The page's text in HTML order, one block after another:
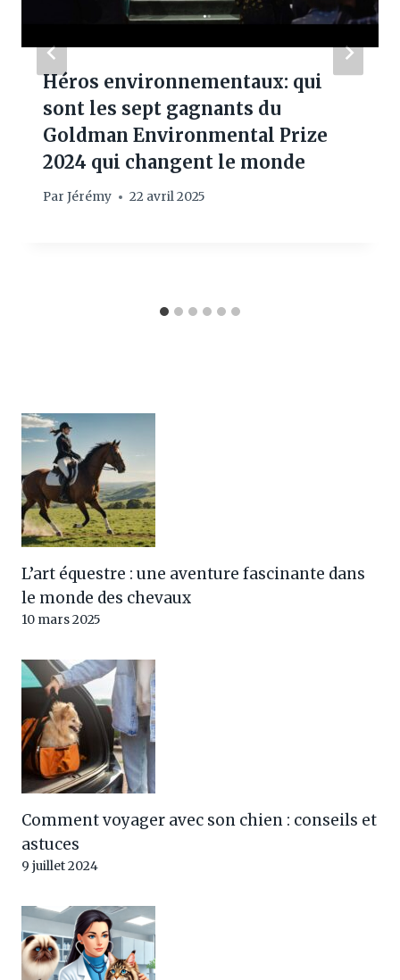
Héros environnementaux: qui
sont les sept gagnants du
Goldman Environmental Prize
2024 qui changent le monde
Par Jérémy 22 avril 2025
L’art équestre : une aventure fascinante dans
le monde des chevaux
10 mars 2025
Comment voyager avec son chien : conseils et
astuces
9 juillet 2024